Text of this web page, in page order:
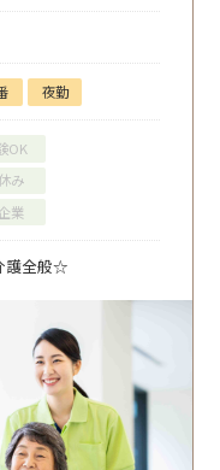
夜勤
OK
み
業
護全般☆